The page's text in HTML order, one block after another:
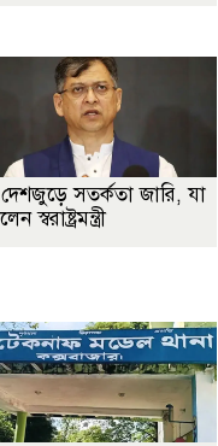
সতর্কতা জারি, যা
স্বরাষ্ট্রমন্ত্রী